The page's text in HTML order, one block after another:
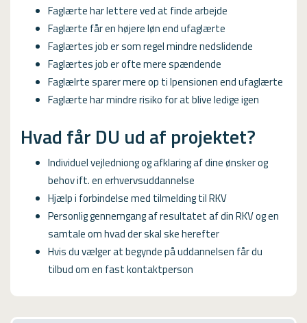
Faglærte har lettere ved at finde arbejde
Faglærte får en højere løn end ufaglærte
Faglærtes job er som regel mindre nedslidende
Faglærtes job er ofte mere spændende
Faglælrte sparer mere op ti lpensionen end ufaglærte
Faglærte har mindre risiko for at blive ledige igen
Hvad får DU ud af projektet?
Individuel vejledniong og afklaring af dine ønsker og
behov ift. en erhvervsuddannelse
Hjælp i forbindelse med tilmelding til RKV
Personlig gennemgang af resultatet af din RKV og en
samtale om hvad der skal ske herefter
Hvis du vælger at begynde på uddannelsen får du
tilbud om en fast kontaktperson